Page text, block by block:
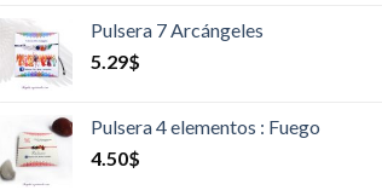
Pulsera 7 Arcángeles
5.29$
Pulsera 4 elementos : Fuego
4.50$